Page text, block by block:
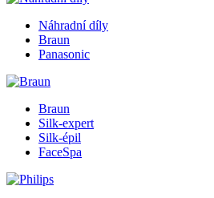
Náhradní díly
Braun
Panasonic
Braun
Silk-expert
Silk-épil
FaceSpa